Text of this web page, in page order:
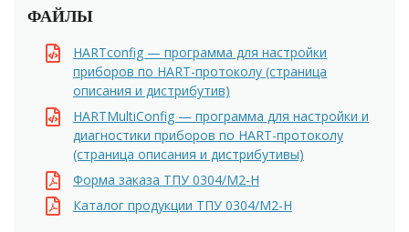
ФАЙЛЫ
HARTconfig — программа для настройки
приборов по HART-протоколу (страница
описания и дистрибутив)
HARTMultiConfig — программа для настройки и
диагностики приборов по HART-протоколу
(страница описания и дистрибутивы)
Форма заказа ТПУ 0304/М2-Н
Каталог продукции ТПУ 0304/М2-Н